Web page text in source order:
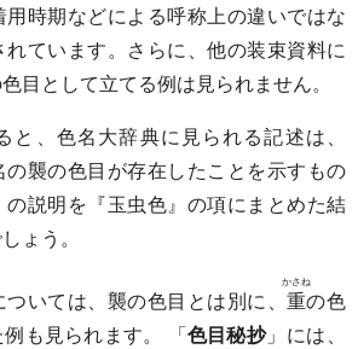
時期などによる呼称上の違いではな
ています。さらに、他の装束資料に
目として立てる例は見られません。
と、色名大辞典に見られる記述は、
の襲の色目が存在したことを示すもの
説明を『玉虫色』の項にまとめた結
ょう。
いては、襲の色目とは別に、 重
かさね
の色
も見られます。 「色目秘抄」には、